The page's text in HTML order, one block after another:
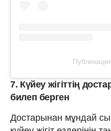
7. Күйеу жігіттің
билеп берген
Достарынан мұндай